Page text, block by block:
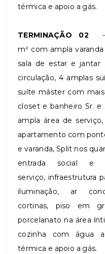
térmica e apoio a gás.
TERMINAÇÃO 02
-
m² com ampla
sala de estar e jantar
circulação, 4 amplas
suíte máster com
closet e banheiro Sr. e
ampla área de
apartamento com
e varanda, Split nos
entrada social e
serviço, infraestrutura
iluminação, ar
cortinas, piso em
porcelanato na área
cozinha com água
térmica e apoio a gás.